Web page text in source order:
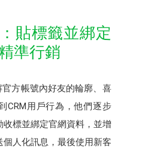
貼標籤並綁定
準行銷
方帳號內好友的輪廓、喜
CRM用戶行為，他們逐步
標並綁定官網資料，並增
人化訊息，最後使用新客